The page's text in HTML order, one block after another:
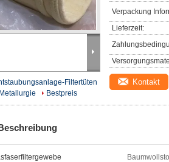
Filtertüten
Bestpreis
Verpackung
Lieferzeit:
Kontakt